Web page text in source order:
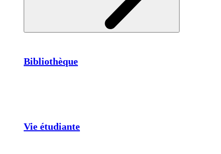
Bibliothèque
Vie étudiante